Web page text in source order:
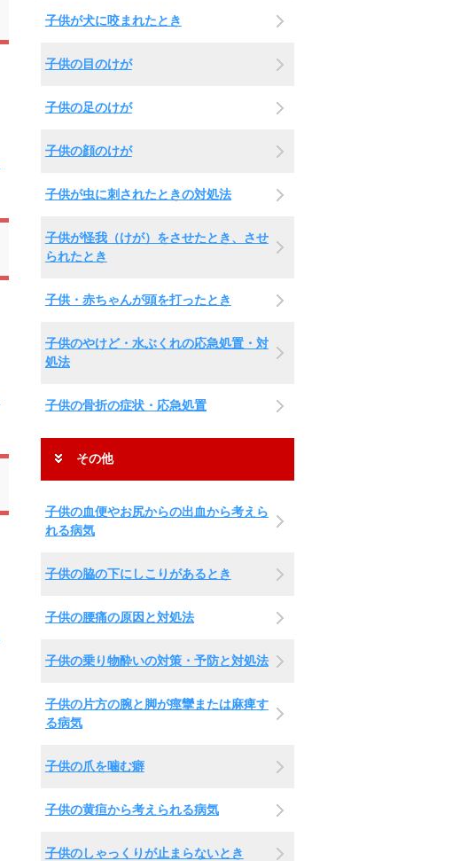
子供が犬に咬まれたとき
子供の目のけが
子供の足のけが
子供の顔のけが
子供が虫に刺されたときの対処法
子供が怪我（けが）をさせたとき、させ
られたとき
子供・赤ちゃんが頭を打ったとき
子供のやけど・水ぶくれの応急処置・対
処法
子供の骨折の症状・応急処置
その他
子供の血便やお尻からの出血から考えら
れる病気
子供の脇の下にしこりがあるとき
子供の腰痛の原因と対処法
子供の乗り物酔いの対策・予防と対処法
子供の片方の腕と脚が痙攣または麻痺す
る病気
子供の爪を噛む癖
子供の黄疸から考えられる病気
子供のしゃっくりが止まらないとき